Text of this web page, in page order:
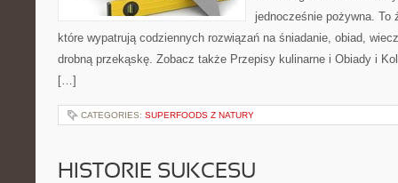
jednocześnie pożywna. To
które wypatrują codziennych rozwiązań na śniadanie, obiad,
drobną przekąskę. Zobacz także Przepisy kulinarne i Obiady i
[…]
CATEGORIES: SUPERFOODS Z NATURY
HISTORIE SUKCESU